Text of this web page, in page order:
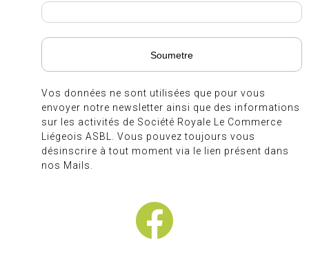
Vos données ne sont utilisées que pour vous
envoyer notre newsletter ainsi que des informations
sur les activités de Société Royale Le Commerce
Liégeois ASBL. Vous pouvez toujours vous
désinscrire à tout moment via le lien présent dans
nos Mails.